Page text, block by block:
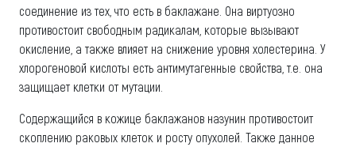
соединение из тех, что есть в баклажане. Она виртуозно
противостоит свободным радикалам, которые вызывают
окисление, а также влияет на снижение уровня холестерина. У
хлорогеновой кислоты есть антимутагенные свойства, т.е. она
защищает клетки от мутации.
Содержащийся в кожице баклажанов назунин противостоит
скоплению раковых клеток и росту опухолей. Также данное